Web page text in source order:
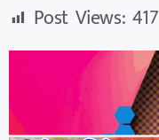
Post Views: 417